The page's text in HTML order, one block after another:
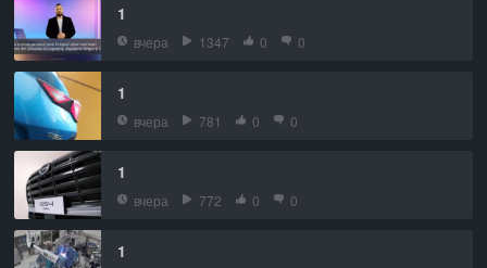
1
вчера 1347 0 0
1
вчера 781 0 0
1
вчера 772 0 0
1